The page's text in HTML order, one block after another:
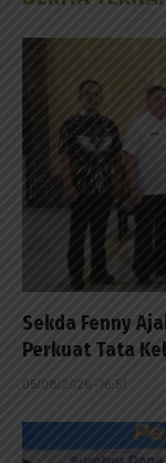
Sekda Fenny
Perkuat Tata
05/08/2026 - 16:51